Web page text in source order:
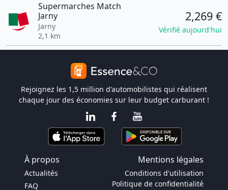
Supermarches Match
Jarny
Jarny
2,1 km
2,269 €
Vérifié aujourd'hui
Rejoignez les 1,5 million d'automobilistes qui réalisent
chaque jour des économies sur leur budget carburant !
À propos Mentions légales
Actualités
FAQ
Conditions d'utilisation
Politique de confidentialité